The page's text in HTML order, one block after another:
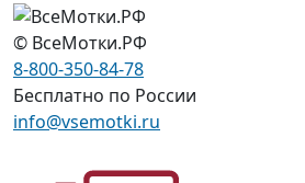
© ВсеМотки.РФ
8-800-350-84-78
Бесплатно по России
info@vsemotki.ru